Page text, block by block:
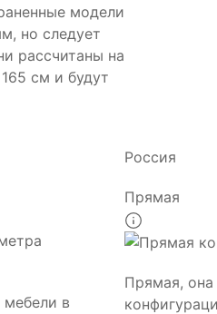
модели
но следует
рассчитаны на
см и будут
Россия
мебели в
Прямая
Прямая,